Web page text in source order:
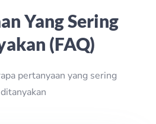
Yang Sering
(FAQ)
pertanyaan yang sering
ditanyakan